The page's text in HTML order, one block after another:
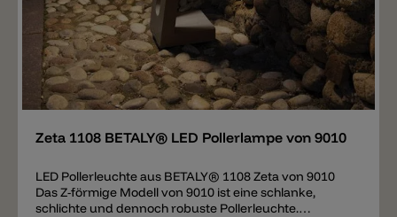
Merken
Zeta 1108 BETALY® LED Pollerlampe von 9010
LED Pollerleuchte aus BETALY® 1108 Zeta von 9010
Das Z-förmige Modell von 9010 ist eine schlanke,
schlichte und dennoch robuste Pollerleuchte.